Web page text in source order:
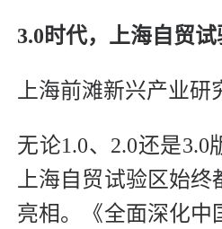
3.0时代，上海自贸
上海前滩新兴产业研
无论1.0、2.0还是3.0
上海自贸试验区始
亮相。《全面深化中